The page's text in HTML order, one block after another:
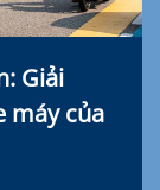
Giải
máy của